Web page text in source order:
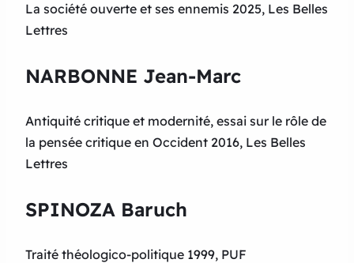
La société ouverte et ses ennemis 2025, Les Belles
Lettres
NARBONNE Jean-Marc
Antiquité critique et modernité, essai sur le rôle de
la pensée critique en Occident 2016, Les Belles
Lettres
SPINOZA Baruch
Traité théologico-politique 1999, PUF